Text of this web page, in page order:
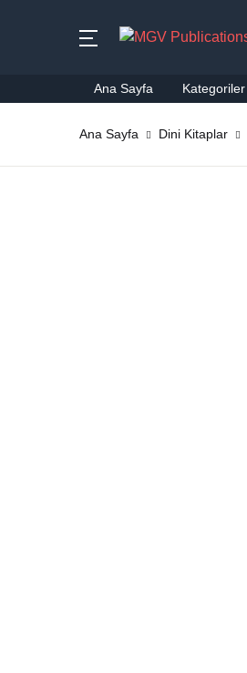
Ana Sayfa Kategoriler
Ana Sayfa Dini Kitaplar